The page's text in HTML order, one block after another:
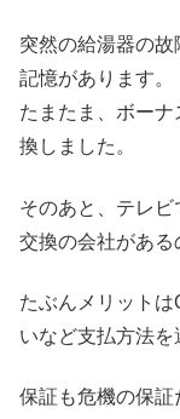
突然の給湯器の
記憶があります。
たまたま、ボー
換しました。
そのあと、テレ
交換の会社がある
たぶんメリット
いなど支払方法を
保証も危機の保